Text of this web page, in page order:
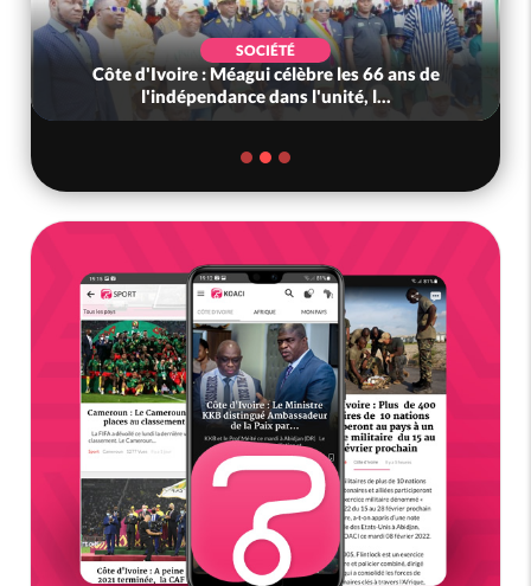
SOCIÉTÉ
Côte d'Ivoire : Méagui célèbre les 66 ans de
l'indépendance dans l'unité, l...